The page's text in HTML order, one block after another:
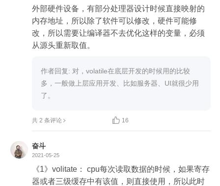
外部硬件设备，有部分处理器设计时候直接映射的
内存地址，所以除了软件可以修改，硬件可能修
改，所以需要让编译器不去优化这样的变量，必须
从源头重新取值。
作者回复: 对，volatile在底层开发的时候用的比较
多，一般做上层应用开发、比如服务器、UI就很少用
了。
共 2 条评论  16
奋斗
2021-05-25
《1》volitate： cpu每次读取数据的时候，如果寄存
器或者三级缓存中有该值，则直接使用，所以此时